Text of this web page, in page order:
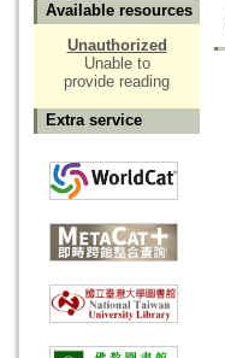
Available resources
Unauthorized
Unable to
provide reading
Extra service